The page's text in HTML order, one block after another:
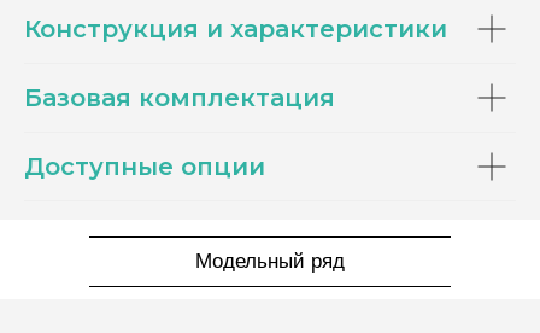
Конструкция и характеристики
Базовая комплектация
Доступные опции
Модельный ряд